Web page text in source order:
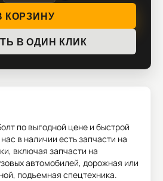
КОРЗИНУ
В ОДИН КЛИК
по выгодной цене и быстрой
в наличии есть запчасти на
включая запчасти на
автомобилей, дорожная или
подъемная спецтехника.